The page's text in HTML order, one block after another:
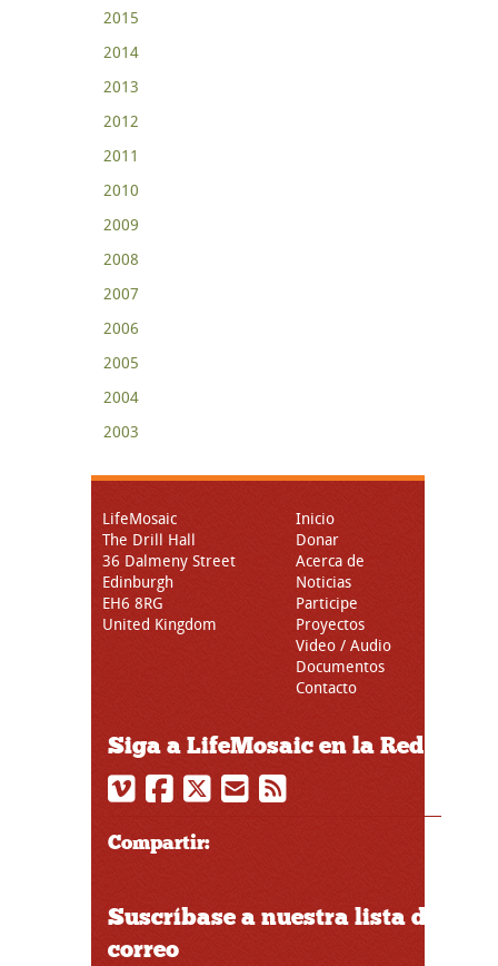
2015
2014
2013
2012
2011
2010
2009
2008
2007
2006
2005
2004
2003
LifeMosaic
The Drill Hall
36 Dalmeny Street
Edinburgh
EH6 8RG
United Kingdom
Inicio
Donar
Acerca de
Noticias
Participe
Proyectos
Video / Audio
Documentos
Contacto
Siga a LifeMosaic en la Red
Compartir:
Suscríbase a nuestra lista de
correo